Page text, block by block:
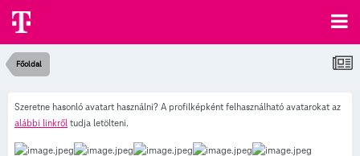
Főoldal
Szeretne hasonló avatart használni? A profilképként felhasználható avatarokat az
alábbi linkről tudja letölteni.